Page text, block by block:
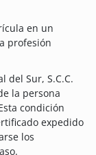
en un
profesión
del Sur, S.C.C.
la persona
condición
expedido
los